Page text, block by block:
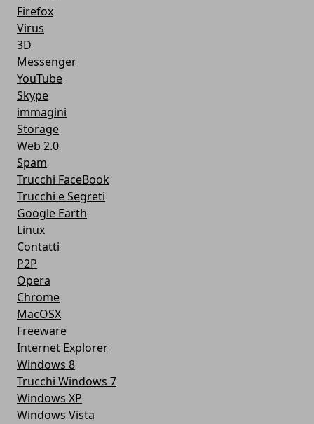
Firefox
Virus
3D
Messenger
YouTube
Skype
immagini
Storage
Web 2.0
Spam
Trucchi FaceBook
Trucchi e Segreti
Google Earth
Linux
Contatti
P2P
Opera
Chrome
MacOSX
Freeware
Internet Explorer
Windows 8
Trucchi Windows 7
Windows XP
Windows Vista